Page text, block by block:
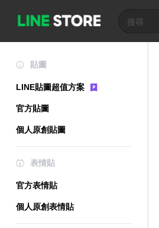
貼圖
LINE貼圖超值方案
官方貼圖
個人原創貼圖
表情貼
官方表情貼
個人原創表情貼